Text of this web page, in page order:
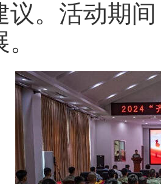
议。活动期